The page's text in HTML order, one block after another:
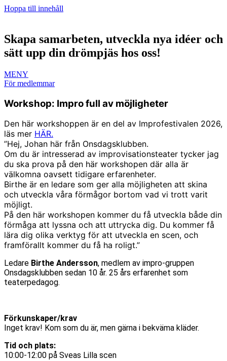
Hoppa till innehåll
Skapa samarbeten, utveckla nya idéer och
sätt upp din drömpjäs hos oss!
MENY
För medlemmar
Workshop: Impro full av möjligheter
Den här workshoppen är en del av Improfestivalen 2026,
läs mer HÄR.
”Hej, Johan här från Onsdagsklubben.
Om du är intresserad av improvisationsteater tycker jag
du ska prova på den här workshopen där alla är
välkomna oavsett tidigare erfarenheter.
Birthe är en ledare som ger alla möjligheten att skina
och utveckla våra förmågor bortom vad vi trott varit
möjligt.
På den här workshopen kommer du få utveckla både din
förmåga att lyssna och att uttrycka dig. Du kommer få
lära dig olika verktyg för att utveckla en scen, och
framförallt kommer du få ha roligt.”
Ledare Birthe Andersson, medlem av impro-gruppen
Onsdagsklubben sedan 10 år. 25 års erfarenhet som
teaterpedagog.
Förkunskaper/krav
Inget krav! Kom som du är, men gärna i bekväma kläder.
Tid och plats:
10:00-12:00 på Sveas Lilla scen